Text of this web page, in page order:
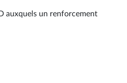
auxquels un renforcement